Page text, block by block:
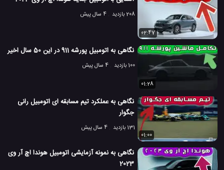
208 بازدید 4 سال پیش
02:47
نگاهی به اتومبیل پورشه 911 در این 50 سال اخیر
100 بازدید 4 سال پیش
01:28
نگاهی به عملکرد تیم مسابقه ای اتومبیل رانی
جگوار
131 بازدید
4 سال پیش
01:00
نگاهی به نمونه آزمایشی اتومبیل هوندا اچ آر وی
2023